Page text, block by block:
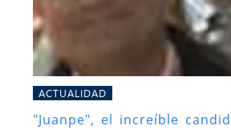
ACTUALIDAD
"Juanpe", el increíble